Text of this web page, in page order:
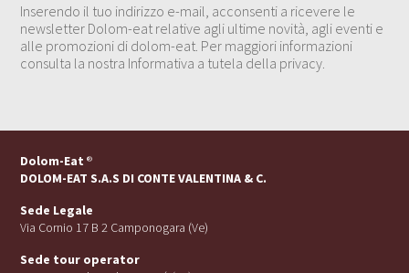
Inserendo il tuo indirizzo e-mail, acconsenti a ricevere le
newsletter Dolom-eat relative agli ultime novità, agli eventi e
alle promozioni di dolom-eat. Per maggiori informazioni
consulta la nostra Informativa a tutela della privacy.
Dolom-Eat ®
DOLOM-EAT S.A.S DI CONTE VALENTINA & C.
Sede Legale
Via Cornio 17 B 2 Camponogara (Ve)
Sede tour operator